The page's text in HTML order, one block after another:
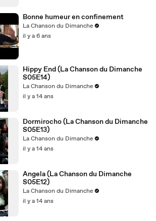
Bonne humeur en confinement
La Chanson du Dimanche
il y a 6 ans
Hippy End (La Chanson du Dimanche
S05E14)
La Chanson du Dimanche
il y a 14 ans
Dormirocho (La Chanson du Dimanche
S05E13)
La Chanson du Dimanche
il y a 14 ans
Angela (La Chanson du Dimanche
S05E12)
La Chanson du Dimanche
il y a 14 ans